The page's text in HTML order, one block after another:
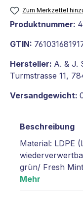
Zum Merkzettel
Produktnummer:
GTIN:
Hersteller: A. & J.
Turmstrasse 11,
Versandgewicht:
Beschreibung
Material: LDPE
grün/ Fresh
Mehr